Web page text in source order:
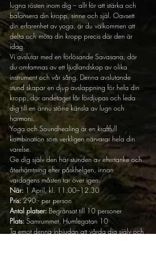
lugna rösten inom dig – allt för att stärka och
balansera din kropp, sinne och själ. Oavsett
din erfarenhet av yoga, är du välkommen att
delta och möta din kropp precis där den är
idag.
Vi avslutar med en förlösande Savasana, där
du omfamnas av ett ljudlandskap av olika
instrument och vår sång. Denna avslutande
stund skapar en djup avslappning för hela din
kropp, där andetaget får fördjupas och leda
dig till en ännu större känsla av lugn och
harmoni.
Yoga och Soundhealing är en kraftfull
kombination som verkligen närvarar hela din
varelse.
Ge dig själv den här stunden av eftertanke och
återhämtning efter påskhelgen, innan
vardagens måsten tar över igen.
När: 1 April, kl. 11.00–12.30
Pris: 290:- per person
Antal platser: Begränsat till 10 personer
Plats: Samrummet, Humlegatan 10
Ta emot denna inbjudan att vårda dig själv och